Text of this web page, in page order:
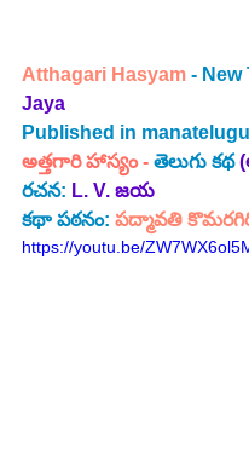
Atthagari Hasyam - New
Jaya
Published in
అత్తగారి హాస్యం - తెలుగు కథ
రచన: L. V. జయ
కథా పఠనం: పద్మావతి
https://youtu.be/